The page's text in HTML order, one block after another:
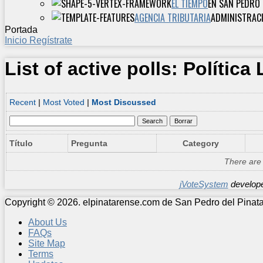
EL TIEMPOEN SAN
AGENCIA TRIBUTARIA
Portada
Inicio Regístrate
List of active polls: Política
Recent | Most Voted | Most Discussed
Título Pregunta
Category
There
jVoteSystem
Copyright © 2026. elpinatarense.com de San Pedro del
About Us
FAQs
Site Map
Terms